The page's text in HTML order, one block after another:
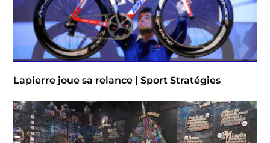
Lapierre joue sa relance | Sport Stratégies